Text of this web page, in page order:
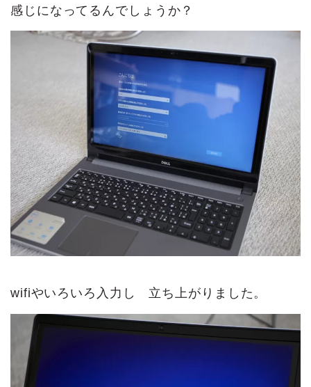
感じになってるんでしょうか？
wifiやいろいろ入力し 立ち上がりました。